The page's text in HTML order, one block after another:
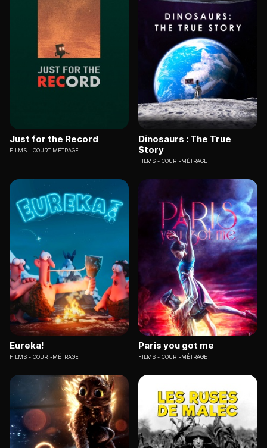
Just for the Record
FILMS COURT-MÉTRAGE
Dinosaurs : The True
Story
FILMS COURT-MÉTRAGE
Eureka!
FILMS COURT-MÉTRAGE
Paris you got me
FILMS COURT-MÉTRAGE